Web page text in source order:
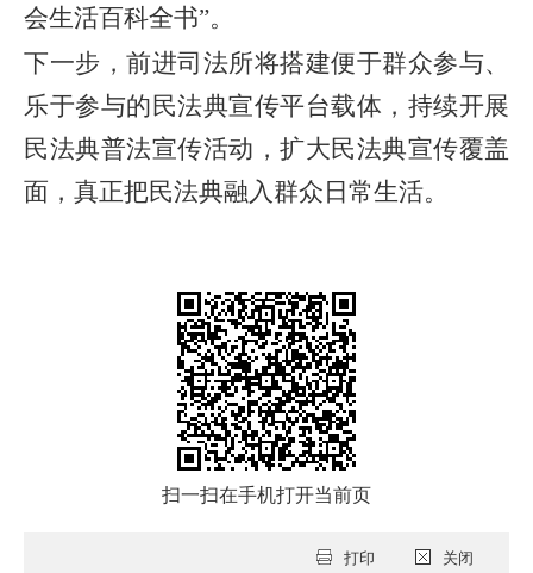
会生活百科全书”。
下一步，前进司法所将搭建便于群众参与、
乐于参与的民法典宣传平台载体，持续开展
民法典普法宣传活动，扩大民法典宣传覆盖
面，真正把民法典融入群众日常生活。
扫一扫在手机打开当前页
打印 关闭